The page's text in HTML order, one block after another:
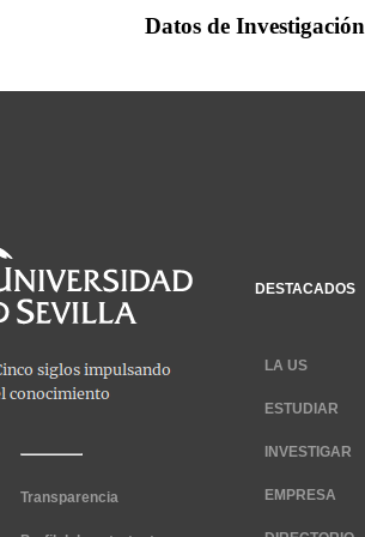
Datos de Investigación
Transparencia
DESTACADOS
LA US
ESTUDIAR
INVESTIGAR
EMPRESA